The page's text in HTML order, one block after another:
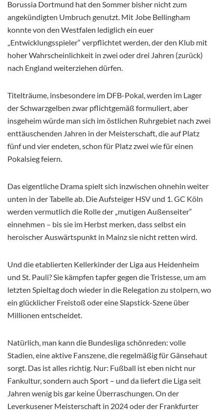
Borussia Dortmund hat den Sommer bisher nicht zum
angekündigten Umbruch genutzt. Mit Jobe Bellingham
konnte von den Westfalen lediglich ein euer
„Entwicklungsspieler“ verpflichtet werden, der den Klub mit
hoher Wahrscheinlichkeit in zwei oder drei Jahren (zurück)
nach England weiterziehen dürfen.
Titelträume, insbesondere im DFB-Pokal, werden im Lager
der Schwarzgelben zwar pflichtgemäß formuliert, aber
insgeheim würde man sich im östlichen Ruhrgebiet nach zwei
enttäuschenden Jahren in der Meisterschaft, die auf Platz
fünf und vier endeten, schon für Platz zwei wie für einen
Pokalsieg feiern.
Das eigentliche Drama spielt sich inzwischen ohnehin weiter
unten in der Tabelle ab. Die Aufsteiger HSV und 1. GC Köln
werden vermutlich die Rolle der „mutigen Außenseiter“
einnehmen – bis sie im Herbst merken, dass selbst ein
heroischer Auswärtspunkt in Mainz sie nicht retten wird.
Und die etablierten Kellerkinder der Liga aus Heidenheim
und St. Pauli? Sie kämpfen tapfer gegen die Tristesse, um am
letzten Spieltag doch wieder in die Relegation zu stolpern, wo
ein glücklicher Freistoß oder eine Slapstick-Szene über
Millionen entscheidet.
Natürlich, man kann die Bundesliga schönreden: volle
Stadien, eine aktive Fanszene, die regelmäßig für Gänsehaut
sorgt. Das ist alles richtig. Nur: Fußball ist eben nicht nur
Fankultur, sondern auch Sport – und da liefert die Liga seit
Jahren wenig bis gar keine Überraschungen. On der
Leverkusener Meisterschaft in 2024 oder der Frankfurter